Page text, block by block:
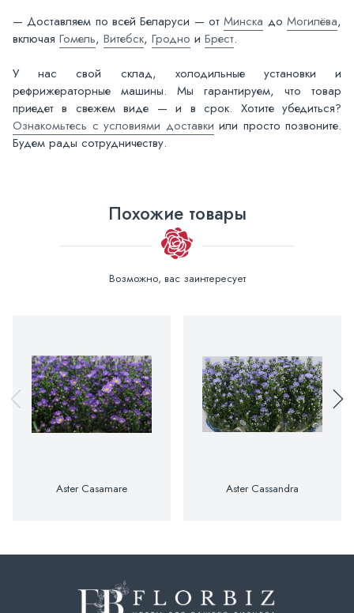
— Доставляем по всей Беларуси — отМинска доМогилёва,
включая Гомель, Витебск, Гродно и Брест.
У нас свой склад, холодильные установки и
рефрижераторные машины. Мы гарантируем, что товар
приедет в свежем виде — и в срок. Хотите убедиться?
Ознакомьтесь с условиями доставки или просто позвоните.
Будем рады сотрудничеству.
Похожие товары
Возможно, вас заинтересует
Aster Casamare Aster Cassandra